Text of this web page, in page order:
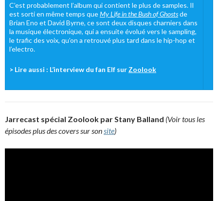
C’est probablement l’album qui contient le plus de samples. Il
est sorti en même temps queMy Life in the Bush of Ghostsde
Brian Eno et David Byrne, ce sont deux disques charniers dans
la musique électronique, qui a ensuite évolué vers le sampling,
le trafic des voix, qu’on a retrouvé plus tard dans le hip-hop et
l’electro.
> Lire aussi : L’interview du fan Elf sur Zoolook
Jarrecast spécial Zoolook par Stany Balland (Voir tous les
épisodes plus des covers sur sonsite)